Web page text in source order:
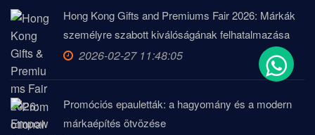
Hong Kong Gifts and Premiums Fair 2026: Márkák
személyre szabott kiválóságának felhatalmazása
2026-02-27 11:48:05
Promóciós epauletták: a hagyomány és a modern
márkaépítés ötvözése